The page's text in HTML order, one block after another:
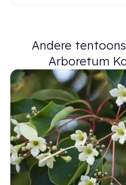
Andere
Arboretum